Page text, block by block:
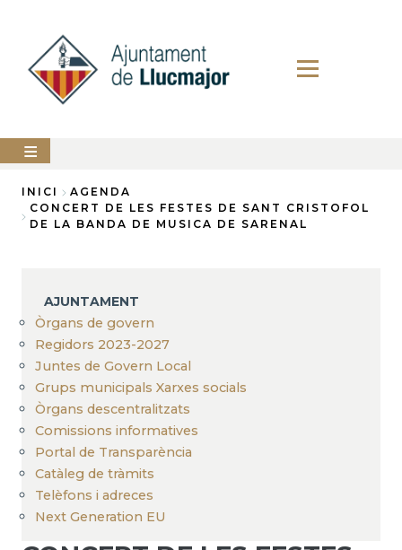
contingut
AJUNTAMENT
LLUCMAJOR
PERFIL
DEL
CONTRACTANT
Fil
INICI
AGENDA
CONCERT DE LES FESTES DE SANT CRISTOFOL
DE LA BANDA DE MUSICA DE SARENAL
AJUNTAMENT
Òrgans de govern
Regidors 2023-2027
Juntes de Govern Local
Grups municipals Xarxes socials
Òrgans descentralitzats
Comissions informatives
Portal de Transparència
Catàleg de tràmits
Telèfons i adreces
Next Generation EU